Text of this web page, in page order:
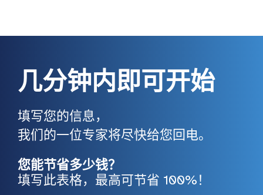
几分钟内即可开始
填写您的信息，
我们的一位专家将尽快给您回电。
您能节省多少钱？
填写此表格，最高可节省 100%！